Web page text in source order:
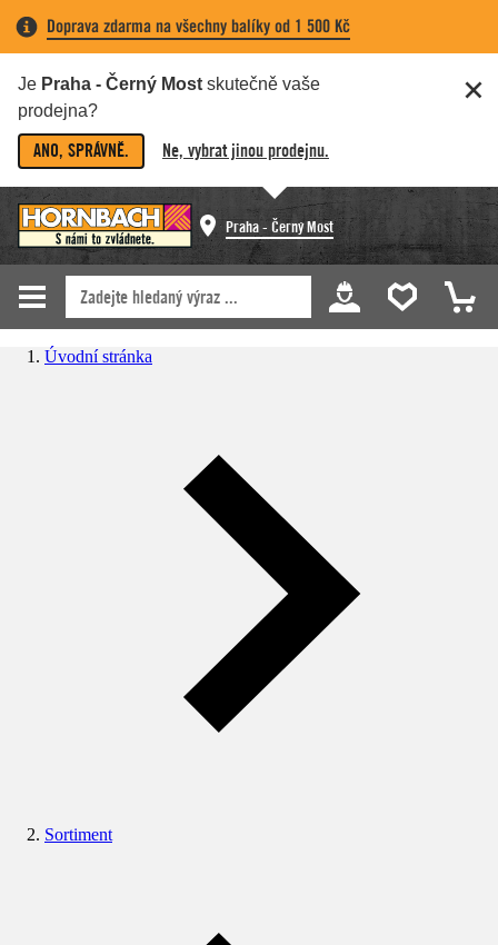
Doprava zdarma na všechny balíky od 1 500 Kč
Je Praha - Černý Most skutečně vaše
prodejna?
ANO, SPRÁVNĚ. Ne, vybrat jinou prodejnu.
Praha - Černý Most
Úvodní stránka
Sortiment